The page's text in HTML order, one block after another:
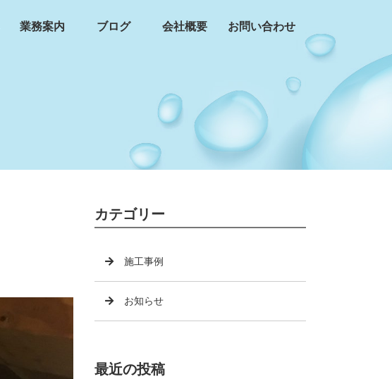
業務案内 ブログ 会社概要 お問い合わせ
カテゴリー
施工事例
お知らせ
最近の投稿